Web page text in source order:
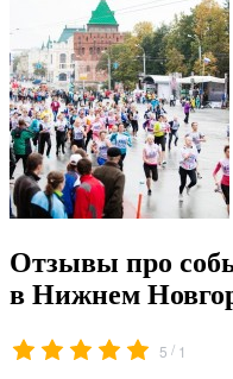
Отзывы про
в Нижнем
5 / 1